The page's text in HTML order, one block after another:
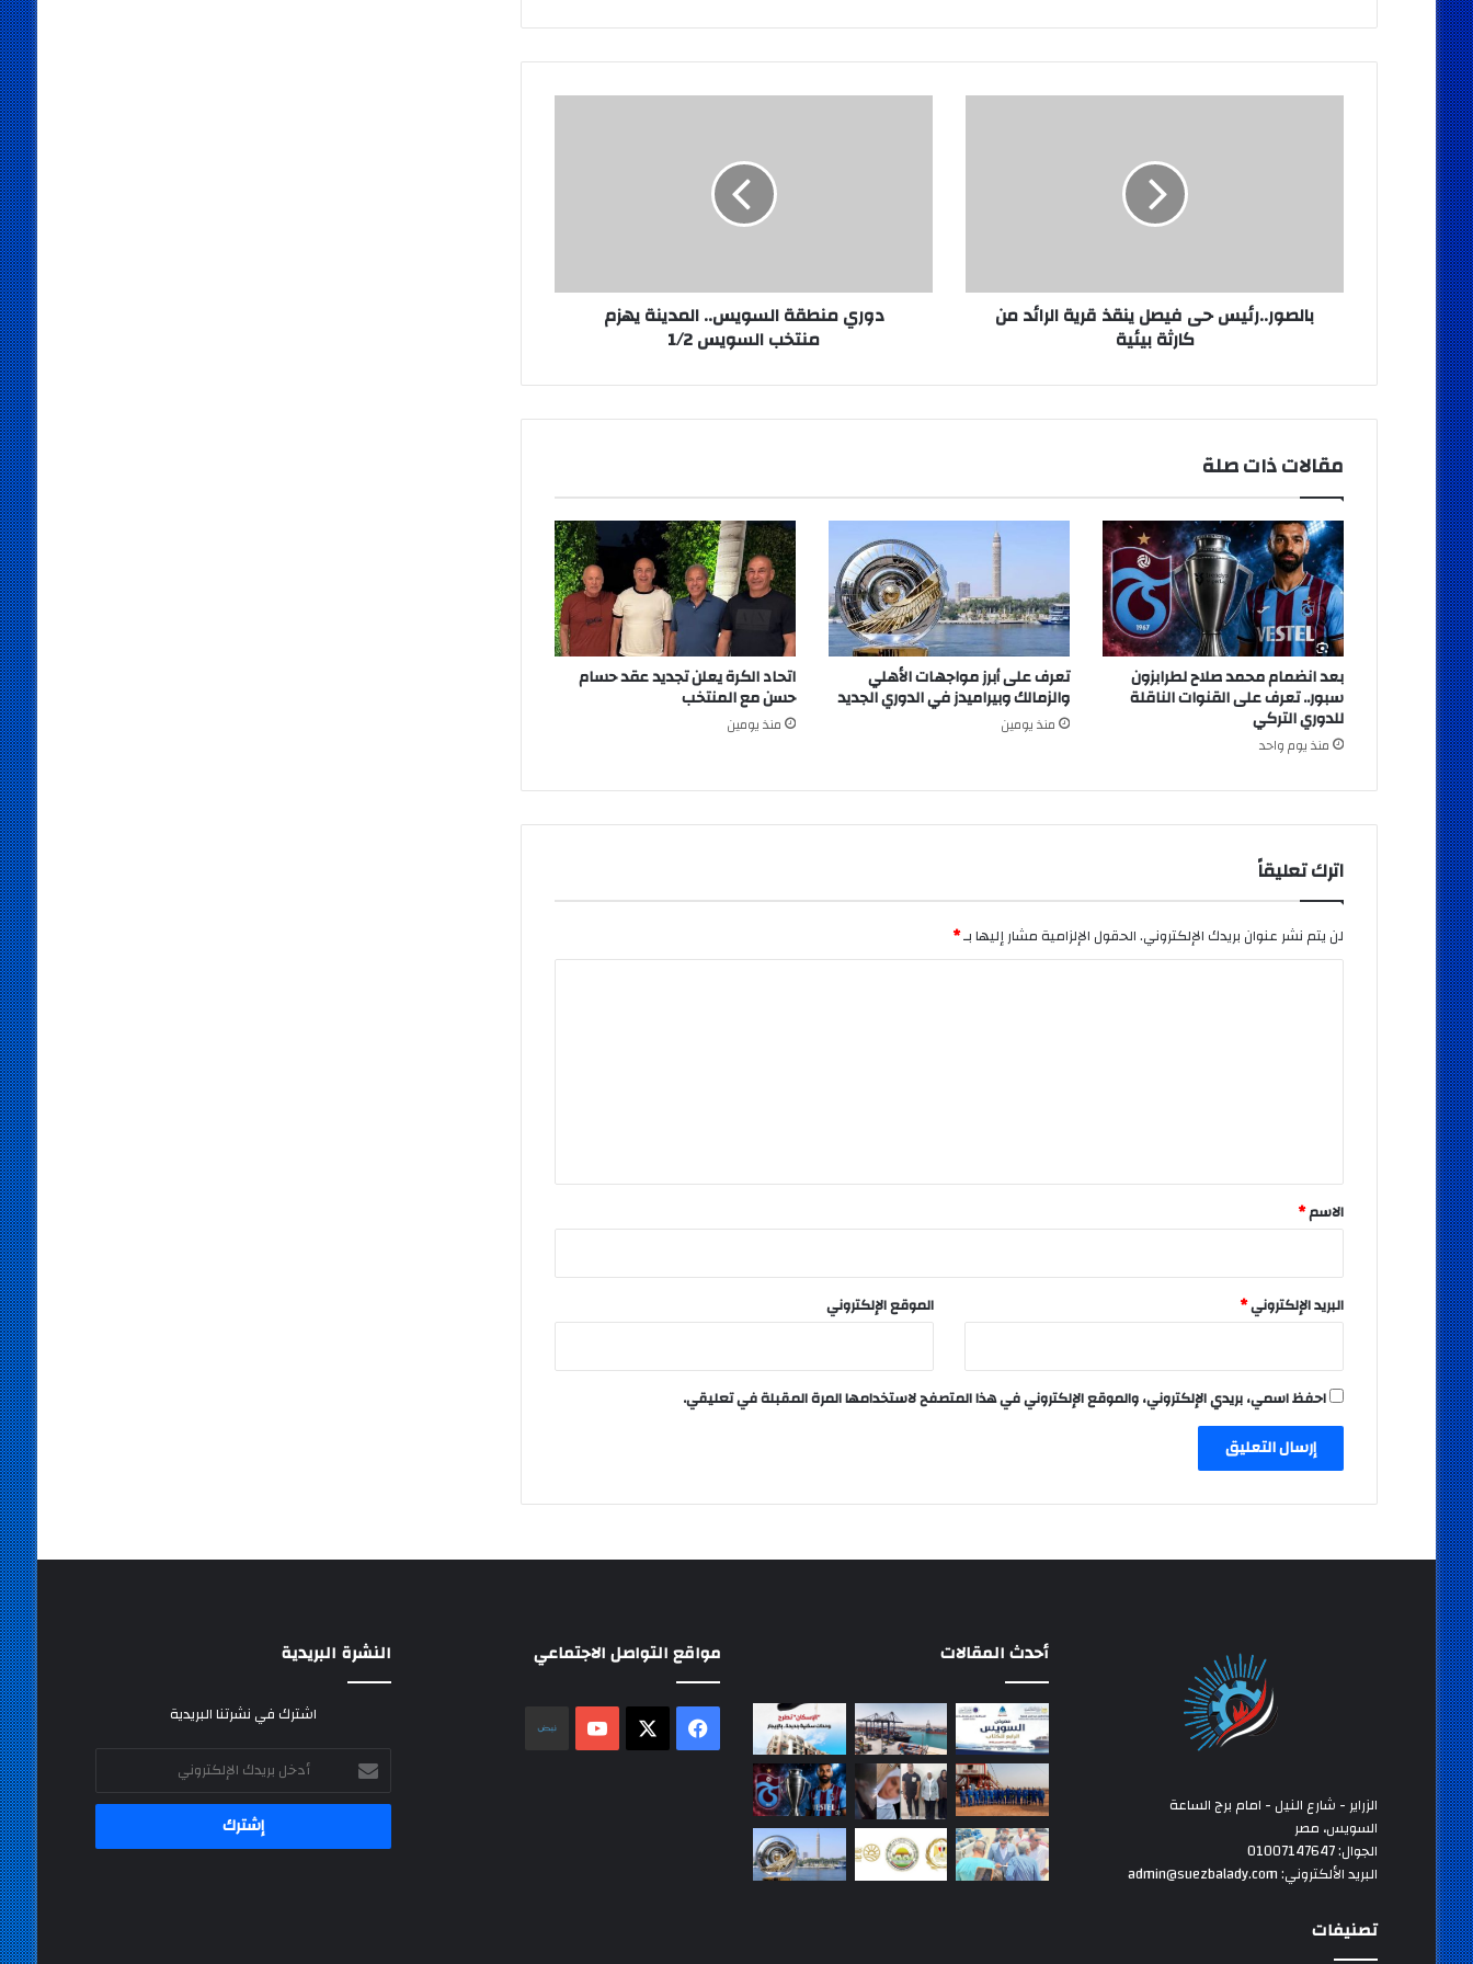
بيئية
بالصور..رئيس حى فيصل ينقذ قرية الرائد من
كارثة بيئية
دوري منطقة السويس.. المدينة يهزم
منتخب السويس 1/2
مقالات ذات صلة
بعد انضمام محمد صلاح لطرابزون
سبور.. تعرف على القنوات الناقلة
للدوري التركي
منذ يوم واحد
تعرف على أبرز مواجهات الأهلي
والزمالك وبيراميدز في الدوري الجديد
منذ يومين
اتحاد الكرة يعلن تجديد عقد حسام
حسن مع المنتخب
منذ يومين
اترك تعليقاً
لن يتم نشر عنوان بريدك الإلكتروني.الحقول الإلزامية مشار إليها بـ*
*
الاسم*
البريد الإلكتروني* الموقع الإلكتروني
احفظ اسمي، بريدي الإلكتروني، والموقع الإلكتروني في هذا المتصفح لاستخدامها المرة المقبلة في تعليقي.
الزراير - شارع النيل - امام برج الساعة
السويس، مصر
الجوال: 01007147647
البريد الألكتروني: admin@suezbalady.com
تصنيفات
أحدث المقالات مواقع التواصل الاجتماعي
فيسبوك
‫X
‫YouTube
النشرة البريدية
اشترك في نشرتنا البريدية
أدخل
بريدك
الإلكتروني